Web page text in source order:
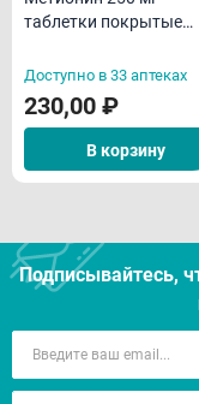
таблетки покрытые
N50
Доступно в 33 аптеках
230,00 ₽
В корзину
Подписывайтесь,